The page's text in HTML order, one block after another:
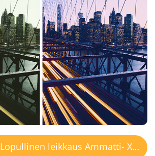
Lopullinen leikkaus Ammatti- X LUT